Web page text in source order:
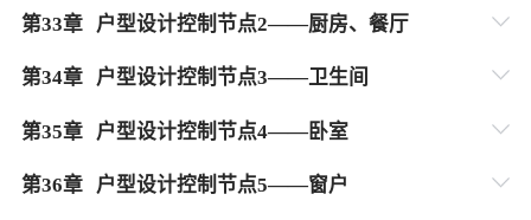
第33章 户型设计控制节点2——厨房、餐厅
第34章 户型设计控制节点3——卫生间
第35章 户型设计控制节点4——卧室
第36章 户型设计控制节点5——窗户